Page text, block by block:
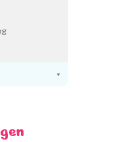
kleine praktijk?
Foto’s